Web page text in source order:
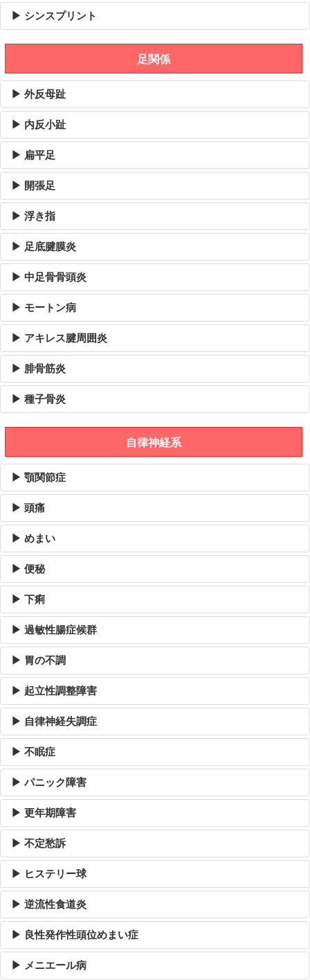
▶ シンスプリント
足関係
▶ 外反母趾
▶ 内反小趾
▶ 扁平足
▶ 開張足
▶ 浮き指
▶ 足底腱膜炎
▶ 中足骨骨頭炎
▶ モートン病
▶ アキレス腱周囲炎
▶ 腓骨筋炎
▶ 種子骨炎
自律神経系
▶ 顎関節症
▶ 頭痛
▶ めまい
▶ 便秘
▶ 下痢
▶ 過敏性腸症候群
▶ 胃の不調
▶ 起立性調整障害
▶ 自律神経失調症
▶ 不眠症
▶ パニック障害
▶ 更年期障害
▶ 不定愁訴
▶ ヒステリー球
▶ 逆流性食道炎
▶ 良性発作性頭位めまい症
▶ メニエール病